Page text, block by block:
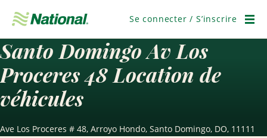
navigation
Se connecter / S’inscrire
Santo Domingo Av Los
Proceres 48 Location de
véhicules
Ave Los Proceres # 48, Arroyo Hondo, Santo Domingo, DO, 11111